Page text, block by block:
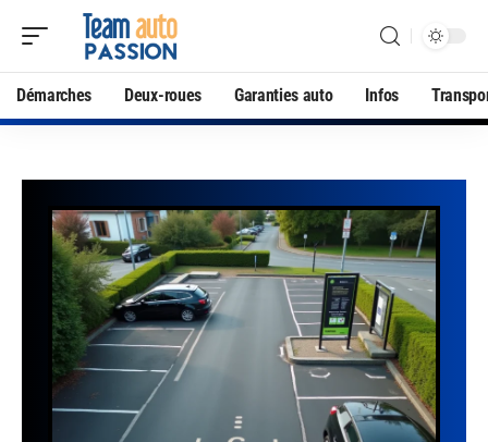
Démarches Deux-roues Garanties auto Infos